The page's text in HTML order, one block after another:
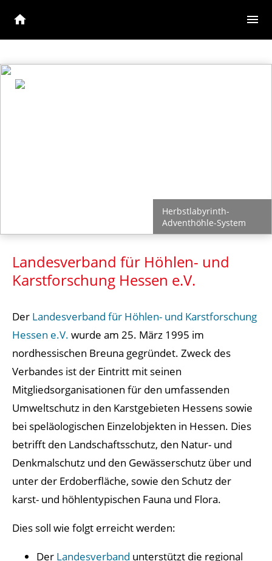
home menu
Herbstlabyrinth-
Adventhöhle-System
Landesverband für Höhlen- und
Karstforschung Hessen e.V.
Der Landesverband für Höhlen- und Karstforschung
Hessen e.V. wurde am 25. März 1995 im
nordhessischen Breuna gegründet. Zweck des
Verbandes ist der Eintritt mit seinen
Mitgliedsorganisationen für den umfassenden
Umweltschutz in den Karstgebieten Hessens sowie
bei speläologischen Einzelobjekten in Hessen. Dies
betrifft den Landschaftsschutz, den Natur- und
Denkmalschutz und den Gewässerschutz über und
unter der Erdoberfläche, sowie den Schutz der
karst- und höhlentypischen Fauna und Flora.
Dies soll wie folgt erreicht werden:
Der Landesverband unterstützt die regional